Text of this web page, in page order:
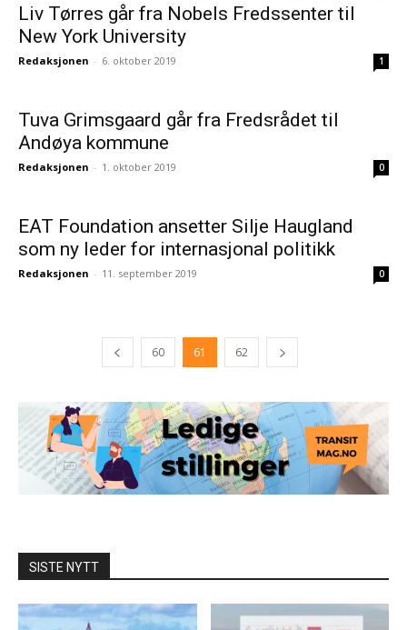
Liv Tørres går fra Nobels Fredssenter til
New York University
Redaksjonen - 6. oktober 2019 1
Tuva Grimsgaard går fra Fredsrådet til
Andøya kommune
Redaksjonen - 1. oktober 2019 0
EAT Foundation ansetter Silje Haugland
som ny leder for internasjonal politikk
Redaksjonen - 11. september 2019 0
60 61 62
SISTE NYTT